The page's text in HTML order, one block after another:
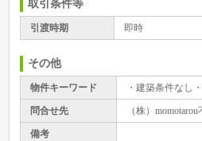
取引条件等
引渡時期 即時
その他
物件キーワード ・建築条件なし
問合せ先 （株）
備考